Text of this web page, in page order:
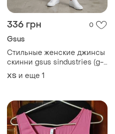
336 грн 0
Gsus
Стильные женские джинсы
скинни gsus sindustries (g-
sus)
XS и еще 1